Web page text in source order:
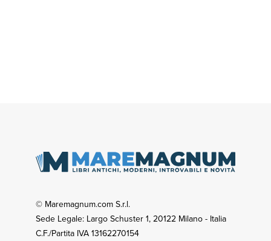
© Maremagnum.com S.r.l.
Sede Legale: Largo Schuster 1, 20122 Milano - Italia
C.F./Partita IVA 13162270154